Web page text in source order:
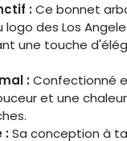
:Ce bonnet
des Los
une touche
:Confectionné
et une
:Sa conception à